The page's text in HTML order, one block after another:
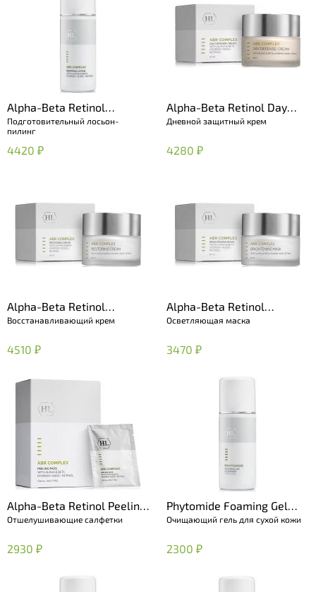
Alpha-Beta Retinol
Prepping Lotion
Подготовительный лосьон-
пилинг
4420 ₽
Alpha-Beta Retinol Day
Defense Cream
Дневной защитный крем
4280 ₽
Alpha-Beta Retinol
Restoring Cream
Восстанавливающий крем
4510 ₽
Alpha-Beta Retinol
Brightening Mask
Осветляющая маска
3470 ₽
Alpha-Beta Retinol Peeling
Pads
Отшелушивающие салфетки
2930 ₽
Phytomide Foaming Gel
Cleanser
Очищающий гель для сухой кожи
2300 ₽